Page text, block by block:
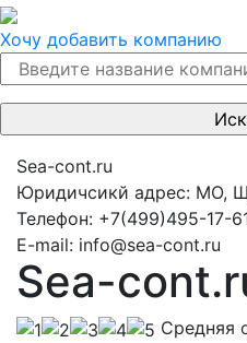
Хочу добавить компанию
Sea-cont.ru
Юридичсикй адрес: МО,
Телефон: +7(499)495-17-
E-mail: info@sea-cont.ru
Sea-
Cредняя